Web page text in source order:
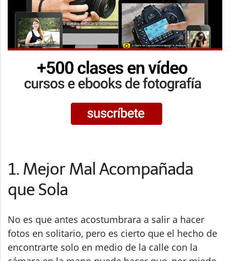
1. Mejor Mal Acompañada
que Sola
No es que antes acostumbrara a salir a hacer
fotos en solitario, pero es cierto que el hecho de
encontrarte solo en medio de la calle con la